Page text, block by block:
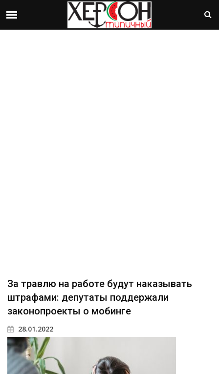
За травлю на работе будут наказывать
штрафами: депутаты поддержали
законопроекты о мобинге
28.01.2022